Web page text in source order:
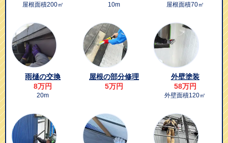
屋根面積200㎡ 10m 屋根面積70㎡
雨樋の交換
8万円
20m
屋根の部分修理
5万円
外壁塗装
58万円
外壁面積120㎡